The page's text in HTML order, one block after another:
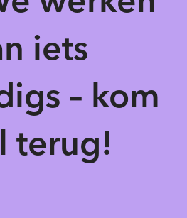
iets
– kom
terug!